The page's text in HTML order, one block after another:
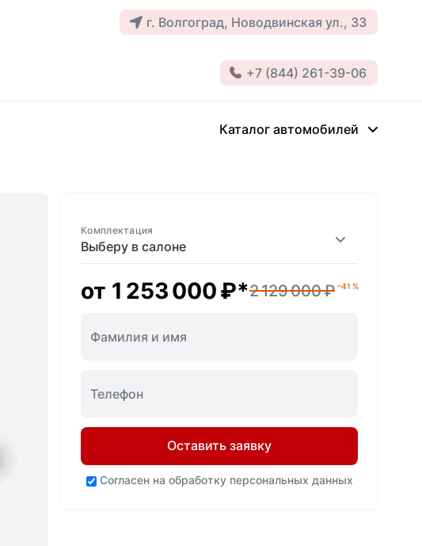
г. Волгоград, Новодвинская ул., 33
+7 (844) 261-39-06
Каталог автомобилей
Выберу в салоне
Комплектация
от 1 253 000 ₽*2 129 000 ₽ –41 %
Оставить заявку
Согласен на обработку персональных данных